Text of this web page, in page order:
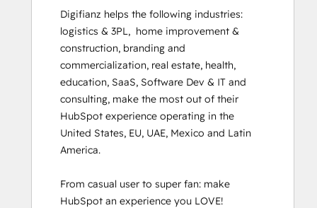
Service Hub Software
Social Media Marketing Certification
Course
Digifianz helps the following industries:
logistics & 3PL,  home improvement &
construction, branding and
commercialization, real estate, health,
education, SaaS, Software Dev & IT and
consulting, make the most out of their
HubSpot experience operating in the
United States, EU, UAE, Mexico and Latin
America.
From casual user to super fan: make
HubSpot an experience you LOVE!